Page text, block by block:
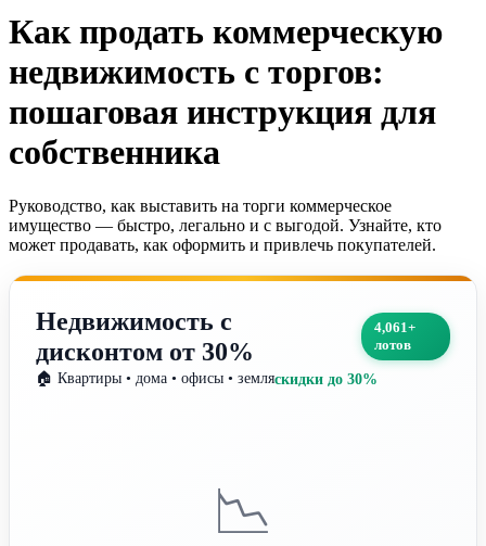
Как продать коммерческую
недвижимость с торгов:
пошаговая инструкция для
собственника
Руководство, как выставить на торги коммерческое
имущество — быстро, легально и с выгодой. Узнайте, кто
может продавать, как оформить и привлечь покупателей.
Недвижимость с
дисконтом от 30%
4,061+
лотов
🏠 Квартиры • дома • офисы • земляскидки до 30%
📉